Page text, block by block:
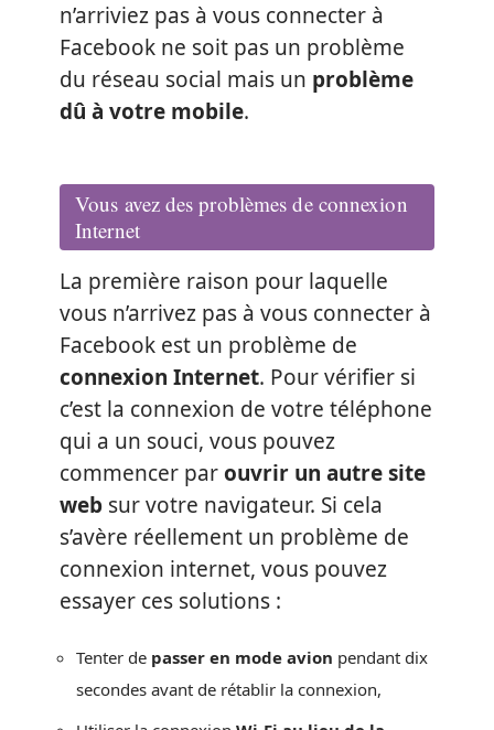
n’arriviez pas à vous connecter à
Facebook ne soit pas un problème
du réseau social mais un problème
dû à votre mobile.
Vous avez des problèmes de connexion
Internet
La première raison pour laquelle
vous n’arrivez pas à vous connecter à
Facebook est un problème de
connexion Internet. Pour vérifier si
c’est la connexion de votre téléphone
qui a un souci, vous pouvez
commencer parouvrir un autre site
web sur votre navigateur. Si cela
s’avère réellement un problème de
connexion internet, vous pouvez
essayer ces solutions :
Tenter de passer en mode avion pendant dix
secondes avant de rétablir la connexion,